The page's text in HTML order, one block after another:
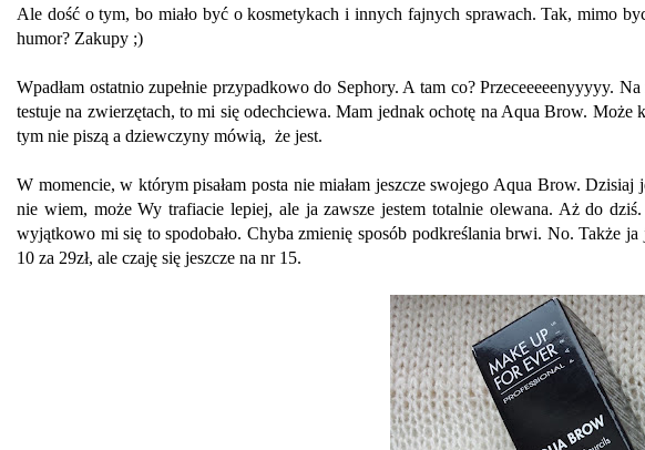
Ale dość o tym, bo miało być o kosmetykach i innych fajnych sprawach. Tak, mimo
humor? Zakupy ;)
Wpadłam ostatnio zupełnie przypadkowo do Sephory. A tam co? Przeceeeeenyyyyy.
testuje na zwierzętach, to mi się odechciewa. Mam jednak ochotę na Aqua Brow.
tym nie piszą a dziewczyny mówią, że jest.
W momencie, w którym pisałam posta nie miałam jeszcze swojego Aqua Brow.
nie wiem, może Wy trafiacie lepiej, ale ja zawsze jestem totalnie olewana. Aż do
wyjątkowo mi się to spodobało. Chyba zmienię sposób podkreślania brwi. No. Także
10 za 29zł, ale czaję się jeszcze na nr 15.